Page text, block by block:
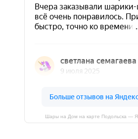
Шары на Дом на карте Подольска —